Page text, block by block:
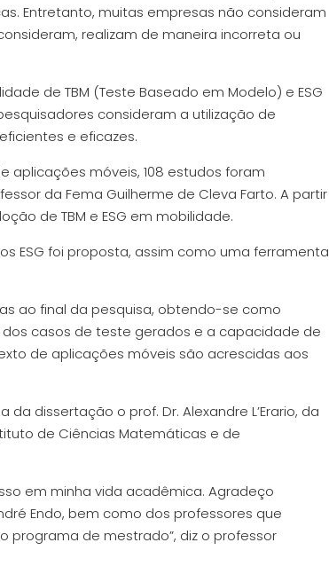
Entretanto, muitas empresas não consideram
realizam de maneira incorreta ou
de TBM (Teste Baseado em Modelo) e ESG
consideram a utilização de
e eficazes.
móveis, 108 estudos foram
da Fema Guilherme de Cleva Farto. A partir
de TBM e ESG em mobilidade.
ESG foi proposta, assim como uma ferramenta
ao final da pesquisa, obtendo-se como
casos de teste gerados e a capacidade de
de aplicações móveis são acrescidas aos
dissertação o prof. Dr. Alexandre L’Erario, da
de Ciências Matemáticas e de
em minha vida acadêmica. Agradeço
Endo, bem como dos professores que
de mestrado”, diz o professor